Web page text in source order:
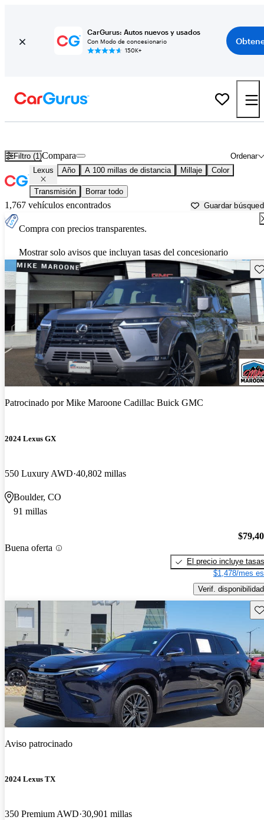
CarGurus: Autos nuevos y usados
Con Modo de concesionario
150K+
Filtro (1) Ordenar
Compara
Lexus Año A 100 millas de distancia Millaje Color
Transmisión Borrar todo
1,767 vehículos encontrados Guardar
Compra con precios transparentes.
Mostrar solo avisos que incluyan tasas del concesionario
Patrocinado porMike Maroone Cadillac Buick GMC
2024 Lexus GX
550 Luxury AWD 40,802 millas
Boulder, CO
91 millas
Buena oferta
El precio incluye tasas
$1,478/mes
Verif. disponibilidad
Aviso patrocinado
2024 Lexus TX
350 Premium AWD 30,901 millas